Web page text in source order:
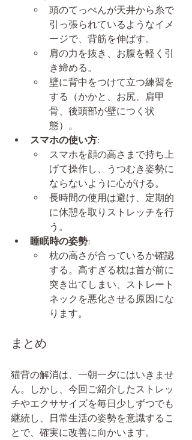
頭のてっぺんが天井から糸で
引っ張られているようなイメ
ージで、背筋を伸ばす。
肩の力を抜き、お腹を軽く引
き締める。
壁に背中をつけて立つ練習を
する（かかと、お尻、肩甲
骨、後頭部が壁につく状
態）。
スマホの使い方:
スマホを顔の高さまで持ち上
げて操作し、うつむき姿勢に
ならないように心がける。
長時間の使用は避け、定期的
に休憩を取りストレッチを行
う。
睡眠時の姿勢:
枕の高さが合っているか確認
する。高すぎる枕は首が前に
突き出てしまい、ストレート
ネックを悪化させる原因にな
ります。
まとめ
猫背の解消は、一朝一夕にはいきませ
ん。しかし、今回ご紹介したストレッ
チやエクササイズを毎日少しずつでも
継続し、日常生活の姿勢を意識するこ
とで、確実に改善に向かいます。